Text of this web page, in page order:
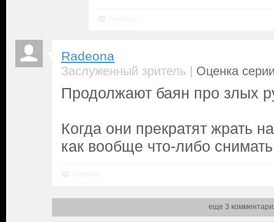
Radeona
Заслуженный зритель | Оценка
Продолжают баян про злых
Когда они прекратят жрать
как вообще что-либо
еще 3